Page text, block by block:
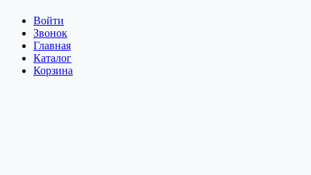
Войти
Звонок
Главная
Каталог
Корзина